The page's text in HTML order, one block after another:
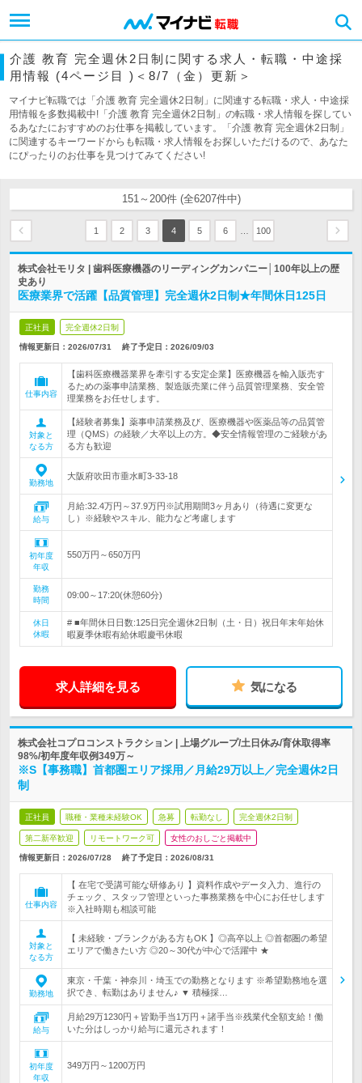
介護 教育 完全週休2日制に関する求人・転職・中途採
用情報 (4ページ目 )＜8/7（金）更新＞
マイナビ転職では「介護 教育 完全週休2日制」に関連する転職・求人・中途採
用情報を多数掲載中!「介護 教育 完全週休2日制」の転職・求人情報を探してい
るあなたにおすすめのお仕事を掲載しています。「介護 教育 完全週休2日制」
に関連するキーワードからも転職・求人情報をお探しいただけるので、あなた
にぴったりのお仕事を見つけてみてください!
151～200件 (全6207件中)
1 2 3 4 5 6 100
株式会社モリタ | 歯科医療機器のリーディングカンパニー│100年以上の歴
史あり
医療業界で活躍【品質管理】完全週休2日制★年間休日125日
正社員 完全週休2日制
情報更新日：2026/07/31 終了予定日： 2026/09/03
仕事内容
【歯科医療機器業界を牽引する安定企業】医療機器を輸入販売す
るための薬事申請業務、製造販売業に伴う品質管理業務、安全管
理業務をお任せします。
対象と
なる方
【経験者募集】薬事申請業務及び、医療機器や医薬品等の品質管
理（QMS）の経験／大卒以上の方。◆安全情報管理のご経験があ
る方も歓迎
勤務地
大阪府吹田市垂水町3-33-18
給与
月給:32.4万円～37.9万円※試用期間3ヶ月あり（待遇に変更な
し）※経験やスキル、能力など考慮します
初年度
年収
550万円～650万円
勤務
時間
09:00～17:20(休憩60分)
休日
休暇
# ■年間休日日数:125日完全週休2日制（土・日）祝日年末年始休
暇夏季休暇有給休暇慶弔休暇
求人詳細を見る 気になる
株式会社コプロコンストラクション | 上場グループ/土日休み/育休取得率
98%/初年度年収例349万～
※S【事務職】首都圏エリア採用／月給29万以上／完全週休2日
制
正社員 職種・業種未経験OK 急募 転勤なし 完全週休2日制
第二新卒歓迎 リモートワーク可 女性のおしごと掲載中
情報更新日：2026/07/28 終了予定日： 2026/08/31
仕事内容
【 在宅で受講可能な研修あり 】資料作成やデータ入力、進行の
チェック、スタッフ管理といった事務業務を中心にお任せします
※入社時期も相談可能
対象と
なる方
【 未経験・ブランクがある方もOK 】◎高卒以上 ◎首都圏の希望
エリアで働きたい方 ◎20～30代が中心で活躍中 ★
勤務地
東京・千葉・神奈川・埼玉での勤務となります ※希望勤務地を選
択でき、転勤はありません♪ ▼ 積極採…
給与
月給29万1230円＋皆勤手当1万円＋諸手当※残業代全額支給！働
いた分はしっかり給与に還元されます！
初年度
年収
349万円～1200万円